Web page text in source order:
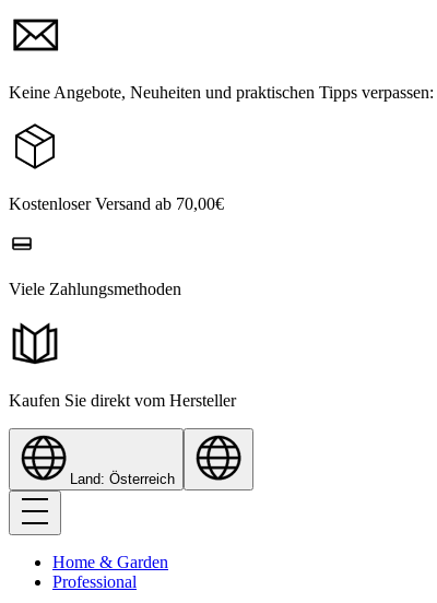
Keine Angebote, Neuheiten und praktischen Tipps verpassen:
Kostenloser Versand ab 70,00€
Viele Zahlungsmethoden
Kaufen Sie direkt vom Hersteller
Land: Österreich
Home & Garden
Professional